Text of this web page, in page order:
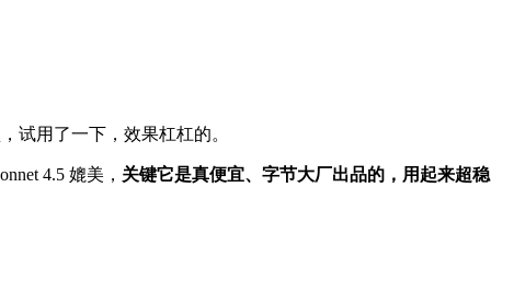
试用了一下，效果杠杠的。
4.5 媲美， 关键它是真便宜、字节大厂出品的，用起来超稳